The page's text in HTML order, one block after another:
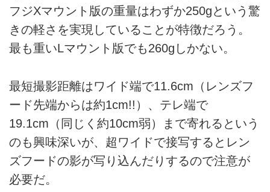
フジXマウント版の重量はわずか250gという驚
きの軽さを実現していることが特徴だろう。
最も重いLマウント版でも260gしかない。
最短撮影距離はワイド端で11.6cm（レンズフ
ード先端からは約1cm!!）、テレ端で
19.1cm（同じく約10cm弱）まで寄れるという
のも興味深いが、超ワイドで接写するとレン
ズフードの影が写り込んだりするので注意が
必要だ。